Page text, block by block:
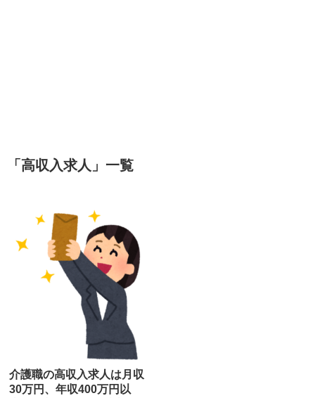
「 高収入求人 」 一覧
介護職の高収入求人は月収
30万円、年収400万円以